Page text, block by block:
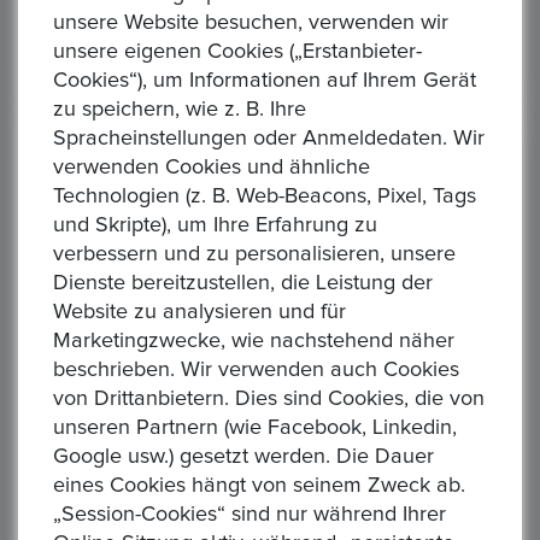
Gebotshistorie(6)
F****k
20/10/2025 08:37 PM
Gebotsbetrag
52,00 €
D******k
20/10/2025 08:26 PM
unsere Website besuchen, verwenden wir
unsere eigenen Cookies („Erstanbieter-
Cookies“), um Informationen auf Ihrem Gerät
zu speichern, wie z. B. Ihre
Spracheinstellungen oder Anmeldedaten. Wir
verwenden Cookies und ähnliche
Technologien (z. B. Web-Beacons, Pixel, Tags
und Skripte), um Ihre Erfahrung zu
verbessern und zu personalisieren, unsere
Dienste bereitzustellen, die Leistung der
Website zu analysieren und für
Marketingzwecke, wie nachstehend näher
beschrieben. Wir verwenden auch Cookies
von Drittanbietern. Dies sind Cookies, die von
unseren Partnern (wie Facebook, Linkedin,
Google usw.) gesetzt werden. Die Dauer
eines Cookies hängt von seinem Zweck ab.
„Session-Cookies“ sind nur während Ihrer